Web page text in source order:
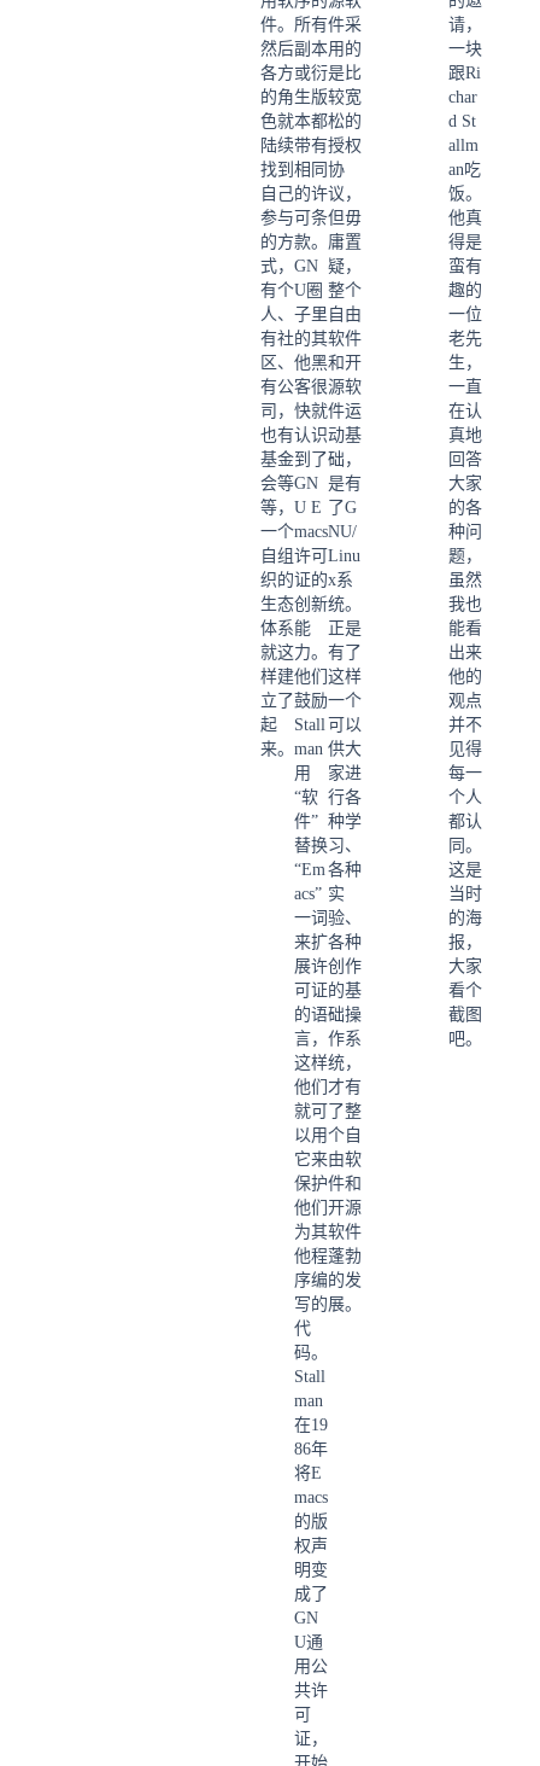
请，
一块
跟Ri
char
d St
allm
an吃
饭。
他真
得是
蛮有
趣的
一位
老先
生，
一直
在认
真地
回答
大家
的各
种问
题，
虽然
我也
能看
出来
他的
观点
并不
见得
每一
个人
都认
同。
这是
当时
的海
报，
大家
看个
截图
吧。
件采
用的
是比
较宽
松的
授权
协
议，
但毋
庸置
疑，
整个
自由
软件
和开
源软
件运
动基
础，
是有
了G
NU/
Linu
x系
统。
正是
有了
这样
一个
可以
供大
家进
行各
种学
习、
各种
实
验、
各种
创作
的基
础操
作系
统，
才有
了整
个自
由软
件和
开源
软件
蓬勃
的发
展。
所有
副本
或衍
生版
本都
带有
相同
的许
可条
款。
GN
U圈
子里
的其
他黑
客很
快就
认识
到了
GN
U E
macs
许可
证的
创新
能
力。
他们
鼓励
Stall
man
用
“软
件”
替换
“Em
acs”
一词
来扩
展许
可证
的语
言，
这样
他们
就可
以用
它来
保护
他们
为其
他程
序编
写的
代
码。
Stall
man
在19
86年
将E
macs
的版
权声
明变
成了
GN
U通
用公
共许
可
证，
件。
然后
各方
的角
色就
陆续
找到
自己
参与
的方
式，
有个
人、
有社
区、
有公
司，
也有
基金
会等
等，
一个
自组
织的
生态
体系
就这
样建
立了
起
来。